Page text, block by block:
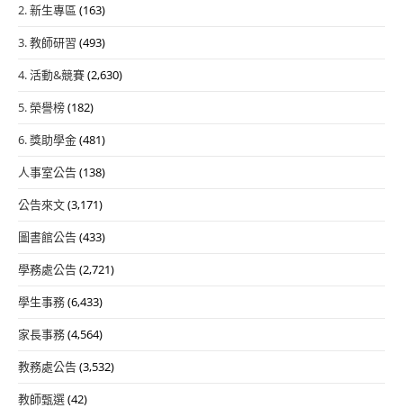
2. 新生專區 (163)
3. 教師研習 (493)
4. 活動&競賽(2,630)
5. 榮譽榜(182)
6. 獎助學金(481)
人事室公告(138)
公告來文(3,171)
圖書館公告(433)
學務處公告(2,721)
學生事務(6,433)
家長事務(4,564)
教務處公告(3,532)
教師甄選(42)